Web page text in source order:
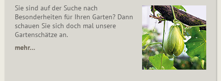
Sie sind auf der Suche nach
Besonderheiten für Ihren Garten? Dann
schauen Sie sich doch mal unsere
Gartenschätze an.
mehr…